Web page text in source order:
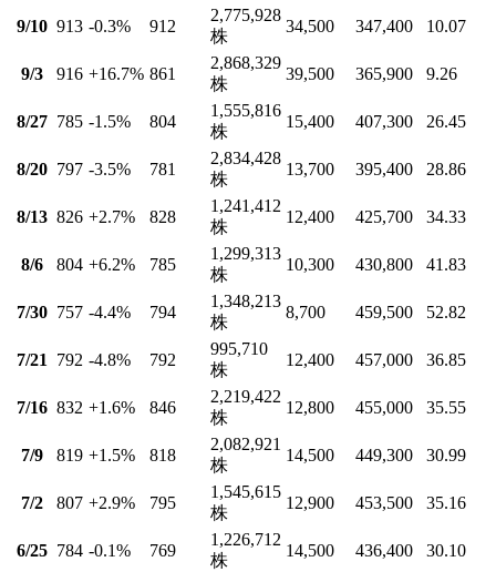
9/10 913 -0.3% 912
2,775,928
株
34,500 347,400 10.07
9/3 916 +16.7% 861
2,868,329
株
39,500 365,900 9.26
8/27 785 -1.5% 804
1,555,816
株
15,400 407,300 26.45
8/20 797 -3.5% 781
2,834,428
株
13,700 395,400 28.86
8/13 826 +2.7% 828
1,241,412
株
12,400 425,700 34.33
8/6 804 +6.2% 785
1,299,313
株
10,300 430,800 41.83
7/30 757 -4.4% 794
1,348,213
株
8,700 459,500 52.82
7/21 792 -4.8% 792
995,710
株
12,400 457,000 36.85
7/16 832 +1.6% 846
2,219,422
株
12,800 455,000 35.55
7/9 819 +1.5% 818
2,082,921
株
14,500 449,300 30.99
7/2 807 +2.9% 795
1,545,615
株
12,900 453,500 35.16
6/25 784 -0.1% 769
1,226,712
株
14,500 436,400 30.10